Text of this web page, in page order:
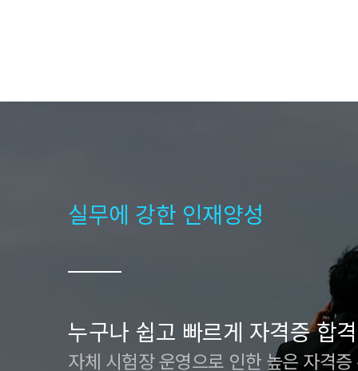
실무에 강한 인재양성
누구나 쉽고 빠르게 자격증 합
자체 시험장 운영으로 인한 높은 자격